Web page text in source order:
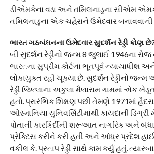
ડીએમકેના વડા અને તમિલનાડુના સીએમ
તમિલનાડુના એક ચહેરાને ઉમેદવાર બનાવવાની
ભારત ગઠબંધનના ઉમેદવાર સુદર્શન રેડ્ડી કોણ છે?
બી સુદર્શન રેડ્ડીનો જન્મ 8 જુલાઈ 1946ના
ભારતના સુપ્રીમ કોર્ટના ભૂતપૂર્વ ન્યાયાધીશ
લોકાયુક્ત રહી ચૂક્યા છે. સુદર્શન રેડ્ડીનો જન્મ
રેડ્ડી જિલ્લાના અકુલા મૈલારામ ગામમાં એક ખેડૂત
હતો. પ્રારંભિક શિક્ષણ પછી તેમણે 1971માં
ઓસ્માનિયા યુનિવર્સિટીમાંથી કાયદાની ડિગ્રી
પોતાની કારકિર્દીની શરૂઆત નાગરિક અને
પ્રેક્ટિસ કરીને કરી હતી અને આંધ્ર પ્રદેશ
વકીલ કે. પ્રતાપ રેડ્ડી સાથે કામ કર્યું હતું.